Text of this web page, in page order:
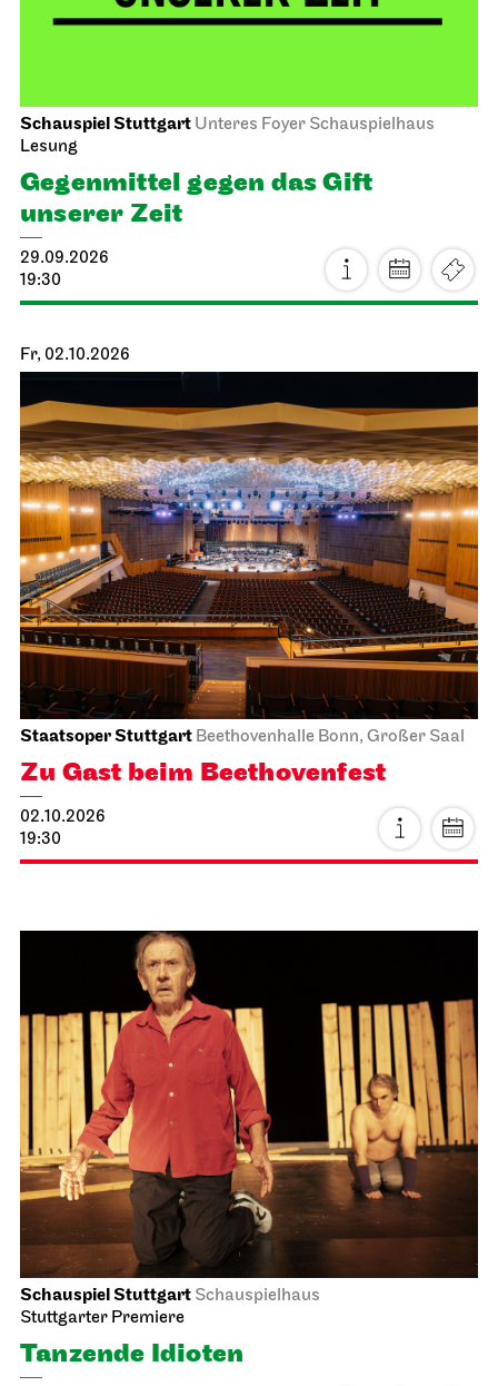
Schauspiel Stuttgart Unteres Foyer Schauspielhaus
Lesung
Gegen­mittel gegen das Gift
unserer Zeit
29.09.2026
19:30
Fr, 02.10.2026
Staatsoper Stuttgart Beethovenhalle Bonn, Großer Saal
Zu Gast beim Beethovenfest
02.10.2026
19:30
Schauspiel Stuttgart Schauspielhaus
Stuttgarter Premiere
Tanzende Idioten